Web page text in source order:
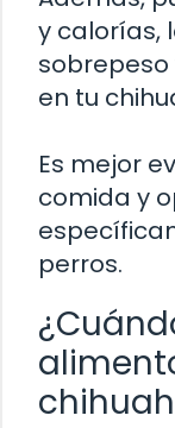
y calorías,
en tu
Es mejor
comida y
perros.